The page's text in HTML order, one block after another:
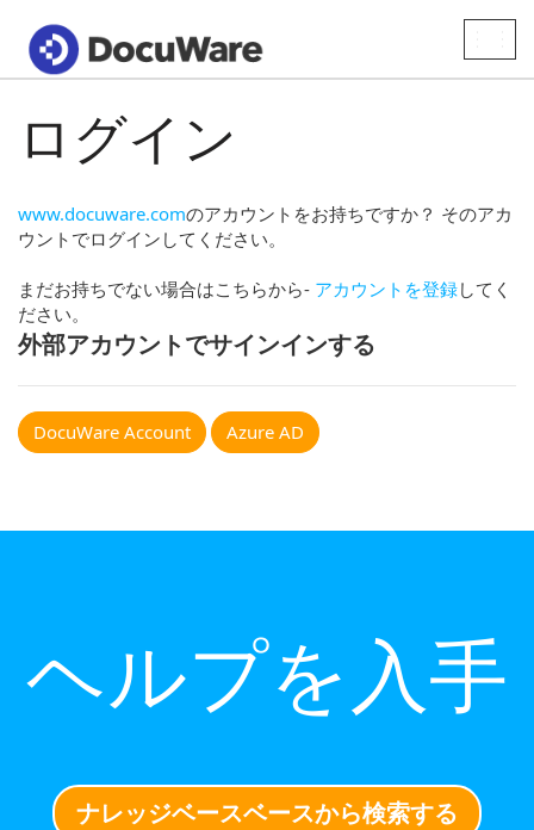
ログイン
www.docuware.comのアカウントをお持ちですか？ そのアカ
ウントでログインしてください。
まだお持ちでない場合はこちらから- アカウントを登録してく
ださい。
外部アカウントでサインインする
DocuWare Account Azure AD
ヘルプを入手
ナレッジベースベースから検索する